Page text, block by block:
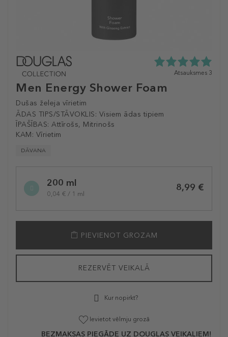
Men Energy Shower Foam
Dušas želeja vīrietim
ĀDAS TIPS/STĀVOKLIS: Visiem ādas tipiem
ĪPAŠĪBAS: Attīrošs, Mitrinošs
KAM: Vīrietim
DĀVANA
5.0
Atsauksmes 3
variation200 ml
0,04 € / 1 ml
8,99 €
PIEVIENOT GROZAM
REZERVĒT VEIKALĀ
Kur nopirkt?
Ievietot vēlmju grozā
BEZMAKSAS PIEGĀDE UZ DOUGLAS VEIKALIEM!